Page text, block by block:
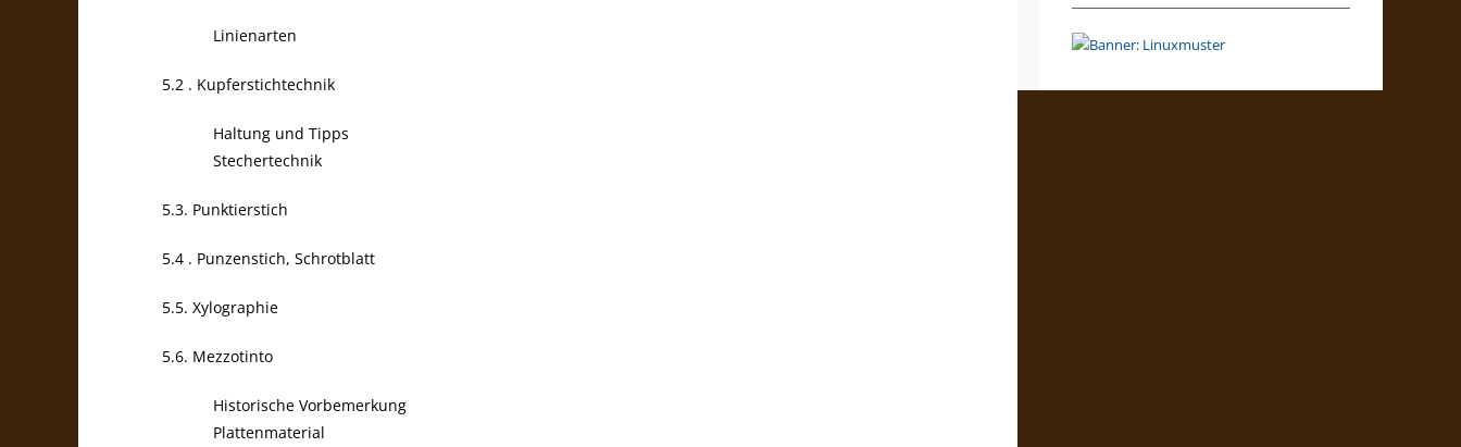
Linienarten
5.2 . Kupferstichtechnik
Haltung und Tipps
Stechertechnik
5.3. Punktierstich
5.4 . Punzenstich, Schrotblatt
5.5. Xylographie
5.6. Mezzotinto
Historische Vorbemerkung
Plattenmaterial